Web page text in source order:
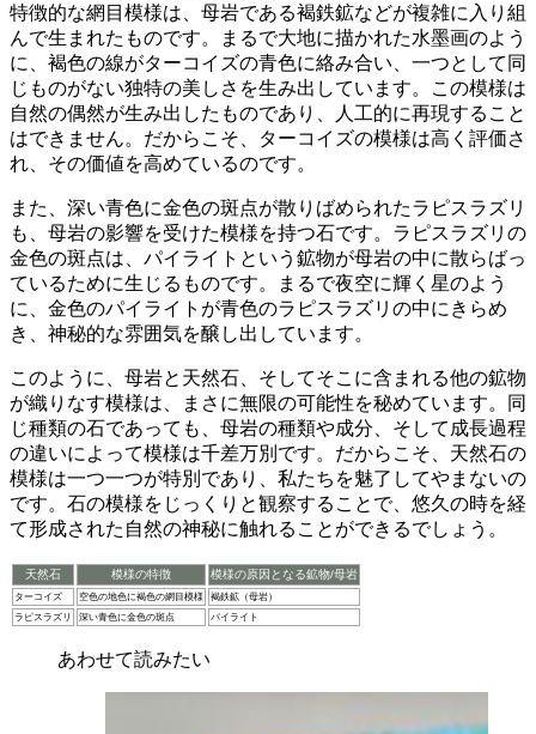
特徴的な網目模様は、母岩である褐鉄鉱などが複雑に入り組
んで生まれたものです。まるで大地に描かれた水墨画のよう
に、褐色の線がターコイズの青色に絡み合い、一つとして同
じものがない独特の美しさを生み出しています。
この模様は
自然の偶然が生み出したものであり、人工的に再現すること
はできません。 だからこそ、ターコイズの模様は高く評価さ
れ、その価値を高めているのです。
また、深い青色に金色の斑点が散りばめられたラピスラズリ
も、母岩の影響を受けた模様を持つ石です。ラピスラズリの
金色の斑点は、 パイライト という鉱物が母岩の中に散らばっ
ているために生じるものです。まるで夜空に輝く星のよう
に、金色のパイライトが青色のラピスラズリの中にきらめ
き、神秘的な雰囲気を醸し出しています。
このように、母岩と天然石、そしてそこに含まれる他の鉱物
が織りなす模様は、まさに無限の可能性を秘めています。同
じ種類の石であっても、 母岩の種類や成分、そして成長過程
の違いによって模様は千差万別 です。だからこそ、天然石の
模様は一つ一つが特別であり、私たちを魅了してやまないの
です。石の模様をじっくりと観察することで、悠久の時を経
て形成された自然の神秘に触れることができるでしょう。
天然石 模様の特徴 模様の原因となる鉱物/母岩
ターコイズ 空色の地色に褐色の網目模様
褐鉄鉱（母岩）
ラピスラズリ
深い青色に金色の斑点 パイライト
あわせて読みたい